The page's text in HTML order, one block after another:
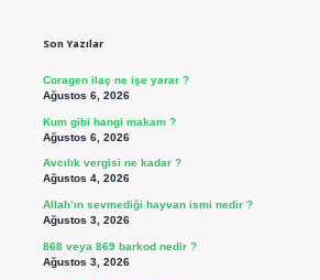
Son Yazılar
Coragen ilaç ne işe yarar ?
Ağustos 6, 2026
Kum gibi hangi makam ?
Ağustos 6, 2026
Avcılık vergisi ne kadar ?
Ağustos 4, 2026
Allah’ın sevmediği hayvan ismi nedir ?
Ağustos 3, 2026
868 veya 869 barkod nedir ?
Ağustos 3, 2026